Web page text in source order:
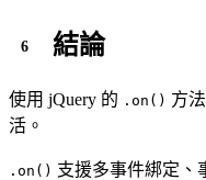
結論
使用 jQuery 的 .on() 方
活。
.on() 支援多事件綁定、